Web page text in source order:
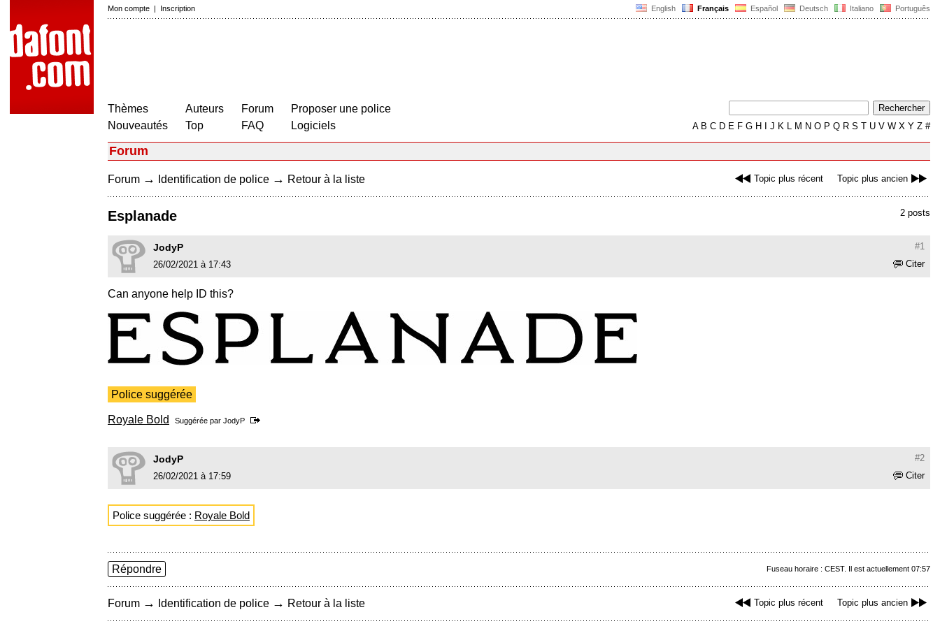
English Français Español Deutsch Italiano Português
Mon compte | Inscription
Thèmes
Nouveautés
Auteurs
Top
Forum
FAQ
Proposer une police
Logiciels
AB C D E F G H J K L M N O P Q R S T U V W X Y Z #
Forum
Topic plus récent Topic plus ancien
Forum → Identification de police → Retour à la liste
2 posts
Esplanade
#1
JodyP
Citer
26/02/2021 à 17:43
Can anyone help ID this?
Police suggérée
Royale Bold Suggérée par JodyP
#2
JodyP
Citer
26/02/2021 à 17:59
Police suggérée : Royale Bold
Fuseau horaire : CEST. Il est actuellement 07:57
Répondre
Topic plus récent Topic plus ancien
Forum → Identification de police → Retour à la liste